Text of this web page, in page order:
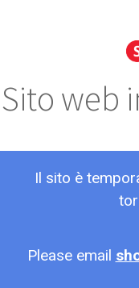
Sito web
Il sito è
Please email